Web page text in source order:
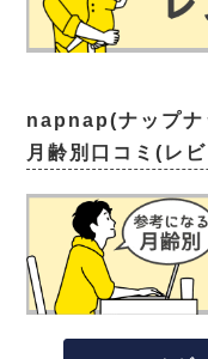
napnap(ナップナ
月齢別口コミ(レ